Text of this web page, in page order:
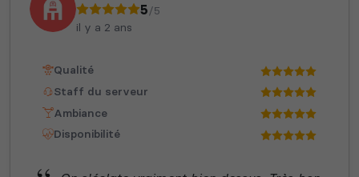
5/5
il y a 2 ans
Qualité
Staff du serveur
Ambiance
Disponibilité